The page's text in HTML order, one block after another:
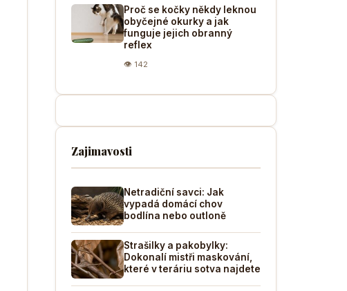
Proč se kočky někdy leknou
obyčejné okurky a jak
funguje jejich obranný
reflex
👁 142
Zajimavosti
Netradiční savci: Jak
vypadá domácí chov
bodlína nebo outloně
Strašilky a pakobylky:
Dokonalí mistři maskování,
které v teráriu sotva najdete